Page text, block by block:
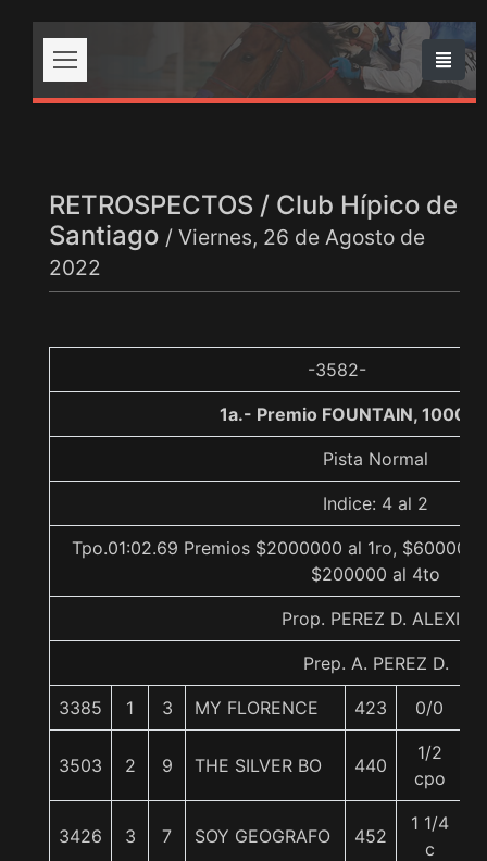
RETROSPECTOS / Club Hípico de
Santiago / Viernes, 26 de Agosto de
2022
-3582-
1a.- Premio FOUNTAIN, 1000
Pista Normal
Indice: 4 al 2
Tpo.01:02.69 Premios $2000000 al 1ro,
$200000 al 4to
Prop. PEREZ D. ALEXIS
Prep. A. PEREZ D.
3385 1 3 MY FLORENCE 423 0/0
3503 2 9 THE SILVER BO 440
1/2
cpo
3426 3 7 SOY GEOGRAFO 452
1 1/4
c